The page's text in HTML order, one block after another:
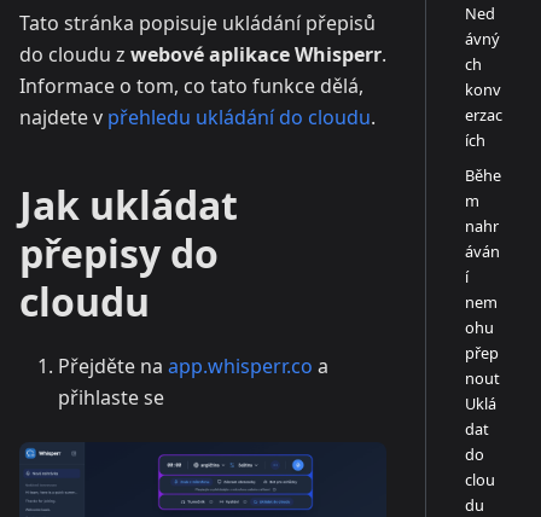
Tato stránka popisuje ukládání přepisů
do cloudu z webové aplikace Whisperr.
Informace o tom, co tato funkce dělá,
najdete v přehledu ukládání do cloudu.
Jak ukládat
přepisy do
cloudu
Přejděte na app.whisperr.co a
přihlaste se
Ned
ávný
ch
konv
erzac
ích
Běhe
m
nahr
áván
í
nem
ohu
přep
nout
Uklá
dat
do
clou
du